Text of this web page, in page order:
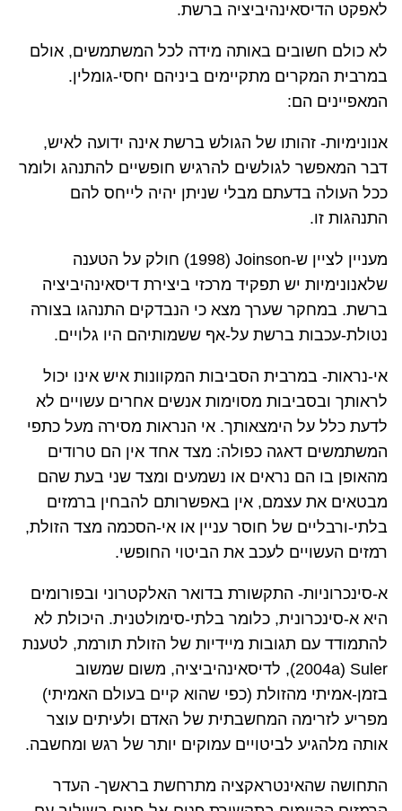
לאפקט הדיסאינהיביציה ברשת.
לא כולם חשובים באותה מידה לכל המשתמשים, אולם
במרבית המקרים מתקיימים ביניהם יחסי-גומלין.
המאפיינים הם:
אנונימיות- זהותו של הגולש ברשת אינה ידועה לאיש,
דבר המאפשר לגולשים להרגיש חופשיים להתנהג ולומר
ככל העולה בדעתם מבלי שניתן יהיה לייחס להם
התנהגות זו.
מעניין לציין ש-Joinson
(1998) חולק על הטענה
שלאנונימיות יש תפקיד מרכזי ביצירת דיסאינהיביציה
ברשת. במחקר שערך מצא כי הנבדקים התנהגו בצורה
נטולת-עכבות ברשת על-אף ששמותיהם היו גלויים.
אי-נראות- במרבית הסביבות המקוונות איש אינו יכול
לראותך ובסביבות מסוימות אנשים אחרים עשויים לא
לדעת כלל על הימצאותך. אי הנראות מסירה מעל כתפי
המשתמשים דאגה כפולה: מצד אחד אין הם טרודים
מהאופן בו הם נראים או נשמעים ומצד שני בעת שהם
מבטאים את עצמם, אין באפשרותם להבחין ברמזים
בלתי-ורבליים של חוסר עניין או אי-הסכמה מצד הזולת,
רמזים העשויים לעכב את הביטוי החופשי.
א-סינכרוניות- התקשורת בדואר האלקטרוני ובפורומים
היא א-סינכרונית, כלומר בלתי-סימולטנית. היכולת לא
להתמודד עם תגובות מיידיות של הזולת תורמת, לטענת
Suler
(
,(2004a לדיסאינהיביציה, משום שמשוב
בזמן-אמיתי מהזולת (כפי שהוא קיים בעולם האמיתי)
מפריע לזרימה המחשבתית של האדם ולעיתים עוצר
אותה מלהגיע לביטויים עמוקים יותר של רגש ומחשבה.
התחושה שהאינטראקציה מתרחשת בראשך- העדר